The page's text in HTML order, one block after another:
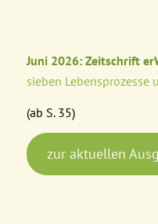
Juni 2026: Zeitschrift
sieben Lebensprozesse
(ab S. 35)
zur aktuellen